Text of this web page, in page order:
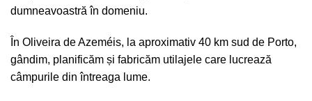
dumneavoastră în domeniu.
În Oliveira de Azeméis, la aproximativ 40 km sud de Porto,
gândim, planificăm și fabricăm utilajele care lucrează
câmpurile din întreaga lume.